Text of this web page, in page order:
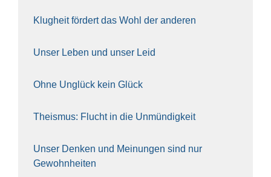
Klug­heit för­dert das Wohl der ande­ren
Unser Leben und unser Leid
Ohne Unglück kein Glück
The­is­mus: Flucht in die Unmün­dig­keit
Unser Den­ken und Mei­nun­gen sind nur
Gewohn­hei­ten